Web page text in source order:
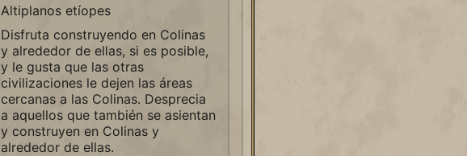
Altiplanos etíopes
Disfruta construyendo en Colinas
y alrededor de ellas, si es posible,
y le gusta que las otras
civilizaciones le dejen las áreas
cercanas a las Colinas. Desprecia
a aquellos que también se asientan
y construyen en Colinas y
alrededor de ellas.